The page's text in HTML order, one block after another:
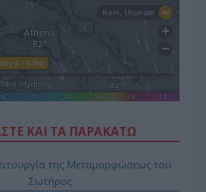
ΚΑΙ ΤΑ ΠΑΡΑΚΑΤΩ
της Μεταμορφώσεως του
Σωτήρος